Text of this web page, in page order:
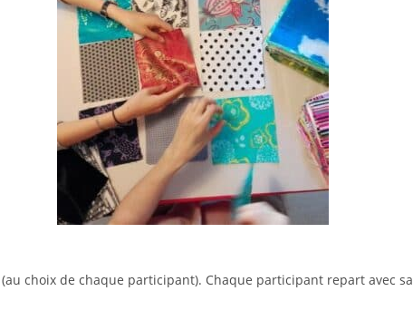
choix de chaque participant). Chaque participant repart avec sa